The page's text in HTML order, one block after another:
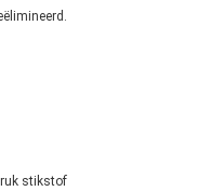
stikstof